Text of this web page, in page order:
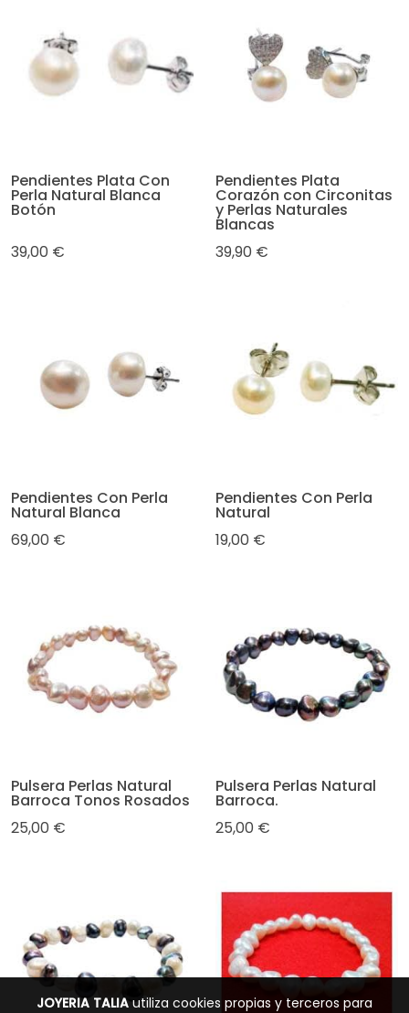
Pendientes Plata Con
Perla Natural Blanca
Botón
39,00 €
Pendientes Plata
Corazón con Circonitas
y Perlas Naturales
Blancas
39,90 €
Pendientes Con Perla
Natural Blanca
69,00 €
Pendientes Con Perla
Natural
19,00 €
Pulsera Perlas Natural
Barroca Tonos Rosados
25,00 €
Pulsera Perlas Natural
Barroca.
25,00 €
JOYERIA TALIA utiliza cookies propias y terceros para